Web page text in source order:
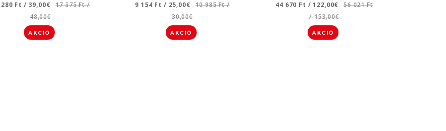
Ft / 39,00€ 17 575 Ft/
48,00€
AKCIÓ
9 154 Ft / 25,00€ 10 985 Ft/
30,00€
AKCIÓ
44 670 Ft / 122,00€
56 021 Ft
/ 153,00€
AKCIÓ